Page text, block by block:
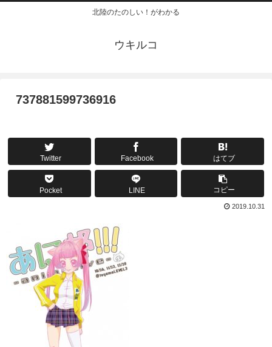
北陸のたのしい！がわかる
ウキルコ
737881599736916
Twitter Facebook はてブ
Pocket LINE コピー
2019.10.31